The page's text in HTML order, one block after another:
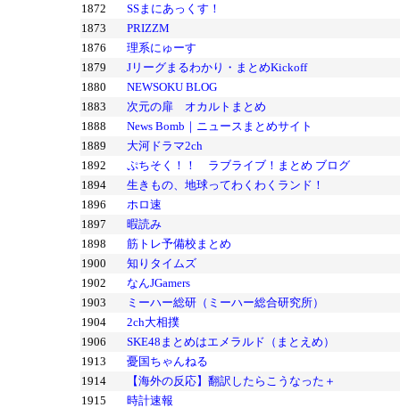
1872
SSまにあっくす！
1873
PRIZZM
1876
理系にゅーす
1879
Jリーグまるわかり・まとめKickoff
1880
NEWSOKU BLOG
1883
次元の扉 オカルトまとめ
1888
News Bomb｜ニュースまとめサイト
1889
大河ドラマ2ch
1892
ぷちそく！！ ラブライブ！まとめ ブログ
1894
生きもの、地球ってわくわくランド！
1896
ホロ速
1897
暇読み
1898
筋トレ予備校まとめ
1900
知りタイムズ
1902
なんJGamers
1903
ミーハー総研（ミーハー総合研究所）
1904
2ch大相撲
1906
SKE48まとめはエメラルド（まとえめ）
1913
憂国ちゃんねる
1914
【海外の反応】翻訳したらこうなった＋
1915
時計速報